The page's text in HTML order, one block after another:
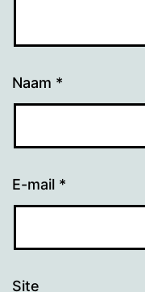
Naam *
E-mail *
Site